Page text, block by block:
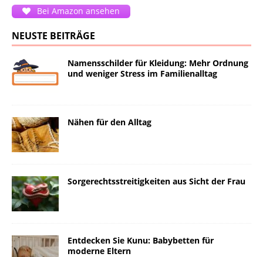
Bei Amazon ansehen
NEUSTE BEITRÄGE
Namensschilder für Kleidung: Mehr Ordnung
und weniger Stress im Familienalltag
Nähen für den Alltag
Sorgerechtsstreitigkeiten aus Sicht der Frau
Entdecken Sie Kunu: Babybetten für
moderne Eltern